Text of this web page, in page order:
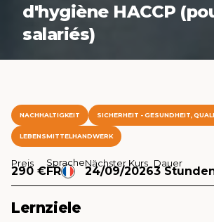
d'hygiène HACCP
salariés)
NACHHALTIGKEIT SICHERHEIT - GESUNDHEIT,
LEBENSMITTELHANDWERK
Preis
290 €
Sprache
FR
Nächster Kurs
24/09/2026
Dauer
3
Lernziele